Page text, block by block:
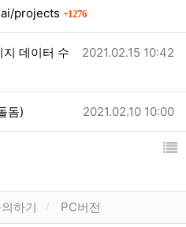
projects 1276회 연결
데이터 수
작성일
2021.02.15 10:42
돔) 작성일
2021.02.10 10:00
하기 PC버전